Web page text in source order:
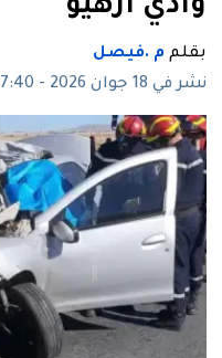
وادي ارهيو
بقلم م .فيصل
نشر في 18 جوان 2026 - 17:40